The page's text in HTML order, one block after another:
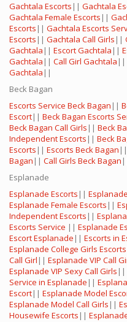
Gachtala Escorts || Gachtala
Gachtala Female Escorts ||
Escorts || Gachtala Escorts
Escorts || Gachtala Call Girls ||
Gachtala || Escort Gachtala ||
Gachtala || Call Girl Gachtala ||
Gachtala ||
Beck Bagan
Escorts Service Beck Bagan ||
Escort|| Beck Bagan Escorts
Beck Bagan Call Girls || Beck
Independent Escorts || Beck
Escorts || Escorts Beck Bagan ||
Bagan || Call Girls Beck Bagan
Esplanade
Esplanade Escorts ||
Esplanade Female Escorts ||
Independent Escorts ||
Escorts Service || Esplanade
Escort Esplanade || Escorts in
Esplanade College Girls Escorts
Call Girl || Esplanade VIP Call
Esplanade VIP Sexy Call Girls ||
Service in Esplanade ||
Escort|| Esplanade Model
Esplanade Model Call Girls ||
Housewife Escorts ||